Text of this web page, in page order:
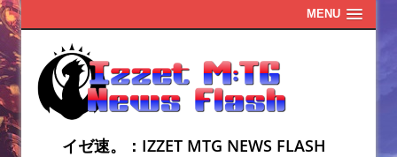
MENU
イゼ速。：IZZET MTG NEWS FLASH